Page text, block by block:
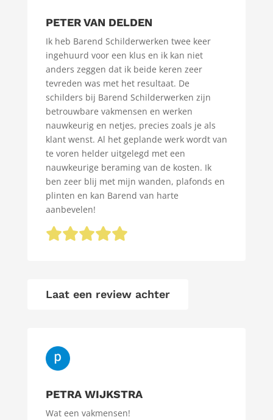
PETER VAN DELDEN
Ik heb Barend Schilderwerken twee keer
ingehuurd voor een klus en ik kan niet
anders zeggen dat ik beide keren zeer
tevreden was met het resultaat. De
schilders bij Barend Schilderwerken zijn
betrouwbare vakmensen en werken
nauwkeurig en netjes, precies zoals je als
klant wenst. Al het geplande werk wordt van
te voren helder uitgelegd met een
nauwkeurige beraming van de kosten. Ik
ben zeer blij met mijn wanden, plafonds en
plinten en kan Barend van harte
aanbevelen!
Laat een review achter
PETRA WIJKSTRA
Wat een vakmensen!